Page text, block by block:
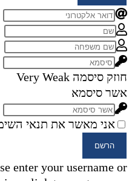
חוזק סיסמה Very Weak
אשר סיסמא
אני מאשר את תנאי
הרשם
enter your username or